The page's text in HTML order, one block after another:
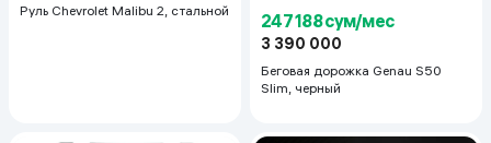
Руль Chevrolet Malibu 2, cтальной
247 188 сум/мес
3 390 000
Беговая дорожка Genau S50
Slim, черный